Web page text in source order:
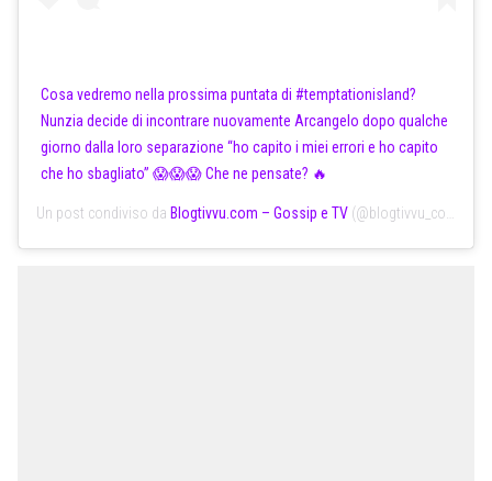
Cosa vedremo nella prossima puntata di #temptationisland?
Nunzia decide di incontrare nuovamente Arcangelo dopo qualche
giorno dalla loro separazione “ho capito i miei errori e ho capito
che ho sbagliato” 😱😱😱 Che ne pensate? 🔥
Un post condiviso da Blogtivvu.com – Gossip e TV (@blogtivvu_com) in data: